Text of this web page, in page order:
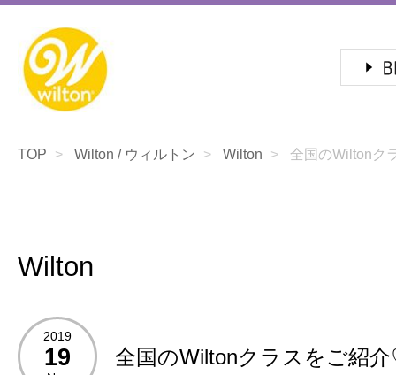
TOP Wilton / ウィルトン Wilton 全国のWiltonク
Wilton
2019
19 全国のWiltonクラスをご紹